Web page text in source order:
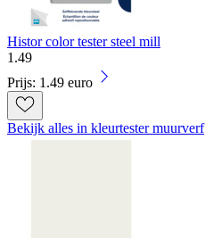
Histor color tester steel mill
1 .49
Prijs: 1.49 euro
Bekijk alles in kleurtester muurverf